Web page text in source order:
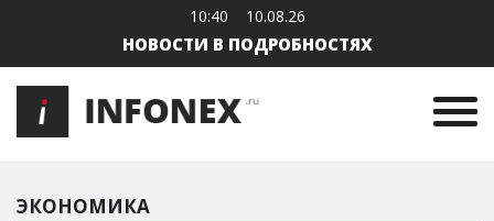
10:40 10.08.26
НОВОСТИ В ПОДРОБНОСТЯХ
ЭКОНОМИКА